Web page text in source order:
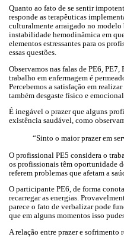
Quanto ao fato de se sentir
responde as terapêuticas
culturalmente arraigado no modelo
instabilidade hemodinâmica em
elementos estressantes para os
essas questões.
Observamos nas falas de PE6,
trabalho em enfermagem é
Percebemos a satisfação em
também desgaste físico e emocional
É inegável o prazer que alguns
existência saudável, como
“Sinto o maior prazer em
O profissional PE5 considera o
os profissionais têm oportunidade
referem problemas que afetam a
O participante PE6, de forma
recarregar as energias.
parece o fato de verbalizar pode
que em alguns momentos isso
A relação entre prazer e sofrimento